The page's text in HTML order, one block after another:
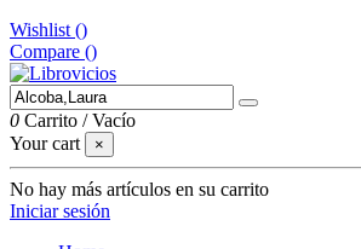
Wishlist ()
Compare ()
0 Carrito /Vacío
Your cart
×
No hay más artículos en su carrito
Iniciar sesión